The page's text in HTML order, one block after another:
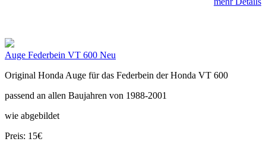
Auge Federbein VT 600 Neu
Original Honda Auge für das Federbein der Honda VT 600
passend an allen Baujahren von 1988-2001
wie abgebildet
Preis: 15€